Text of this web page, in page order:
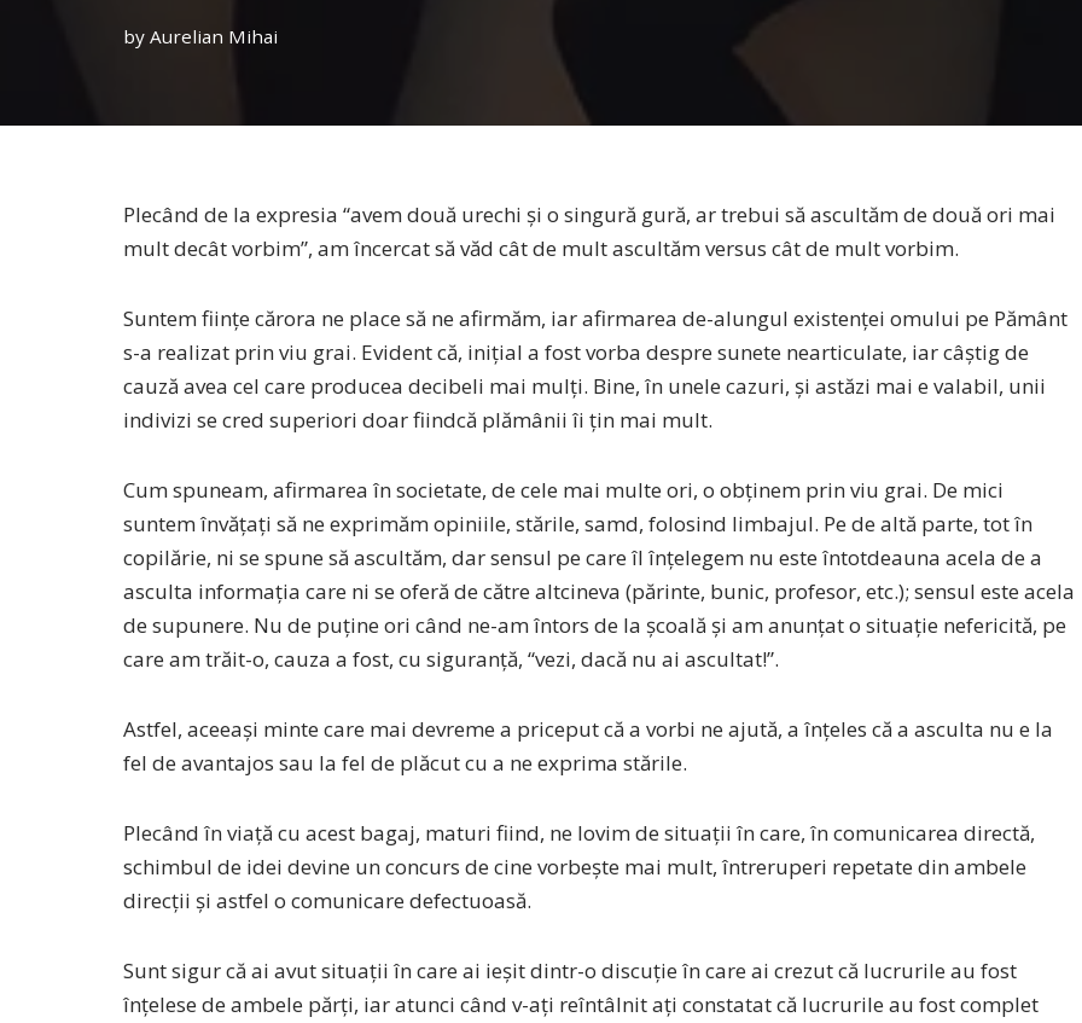
by Aurelian Mihai
Plecând de la expresia “avem două urechi și o singură gură, ar trebui să ascultăm de două ori mai
mult decât vorbim”, am încercat să văd cât de mult ascultăm versus cât de mult vorbim.
Suntem ființe cărora ne place să ne afirmăm, iar afirmarea de-alungul existenței omului pe Pământ
s-a reaIizat prin viu grai. Evident că, inițial a fost vorba despre sunete nearticulate, iar câștig de
cauză avea cel care producea decibeli mai mulți. Bine, în unele cazuri, și astăzi mai e valabil, unii
indivizi se cred superiori doar fiindcă plămânii îi țin mai mult.
Cum spuneam, afirmarea în societate, de cele mai multe ori, o obținem prin viu grai. De mici
suntem învățați să ne exprimăm opiniile, stările, samd, folosind limbajul. Pe de altă parte, tot în
copilărie, ni se spune să ascultăm, dar sensul pe care îl înțelegem nu este întotdeauna acela de a
asculta informația care ni se oferă de către altcineva (părinte, bunic, profesor, etc.); sensul este acela
de supunere. Nu de puține ori când ne-am întors de la școală și am anunțat o situație nefericită, pe
care am trăit-o, cauza a fost, cu siguranță, “vezi, dacă nu ai ascultat!”.
Astfel, aceeași minte care mai devreme a priceput că a vorbi ne ajută, a înțeles că a asculta nu e la
fel de avantajos sau la fel de plăcut cu a ne exprima stările.
Plecând în viață cu acest bagaj, maturi fiind, ne lovim de situații în care, în comunicarea directă,
schimbul de idei devine un concurs de cine vorbește mai mult, întreruperi repetate din ambele
direcții și astfel o comunicare defectuoasă.
Sunt sigur că ai avut situații în care ai ieșit dintr-o discuție în care ai crezut că lucrurile au fost
înțelese de ambele părți, iar atunci când v-ați reîntâlnit ați constatat că lucrurile au fost complet